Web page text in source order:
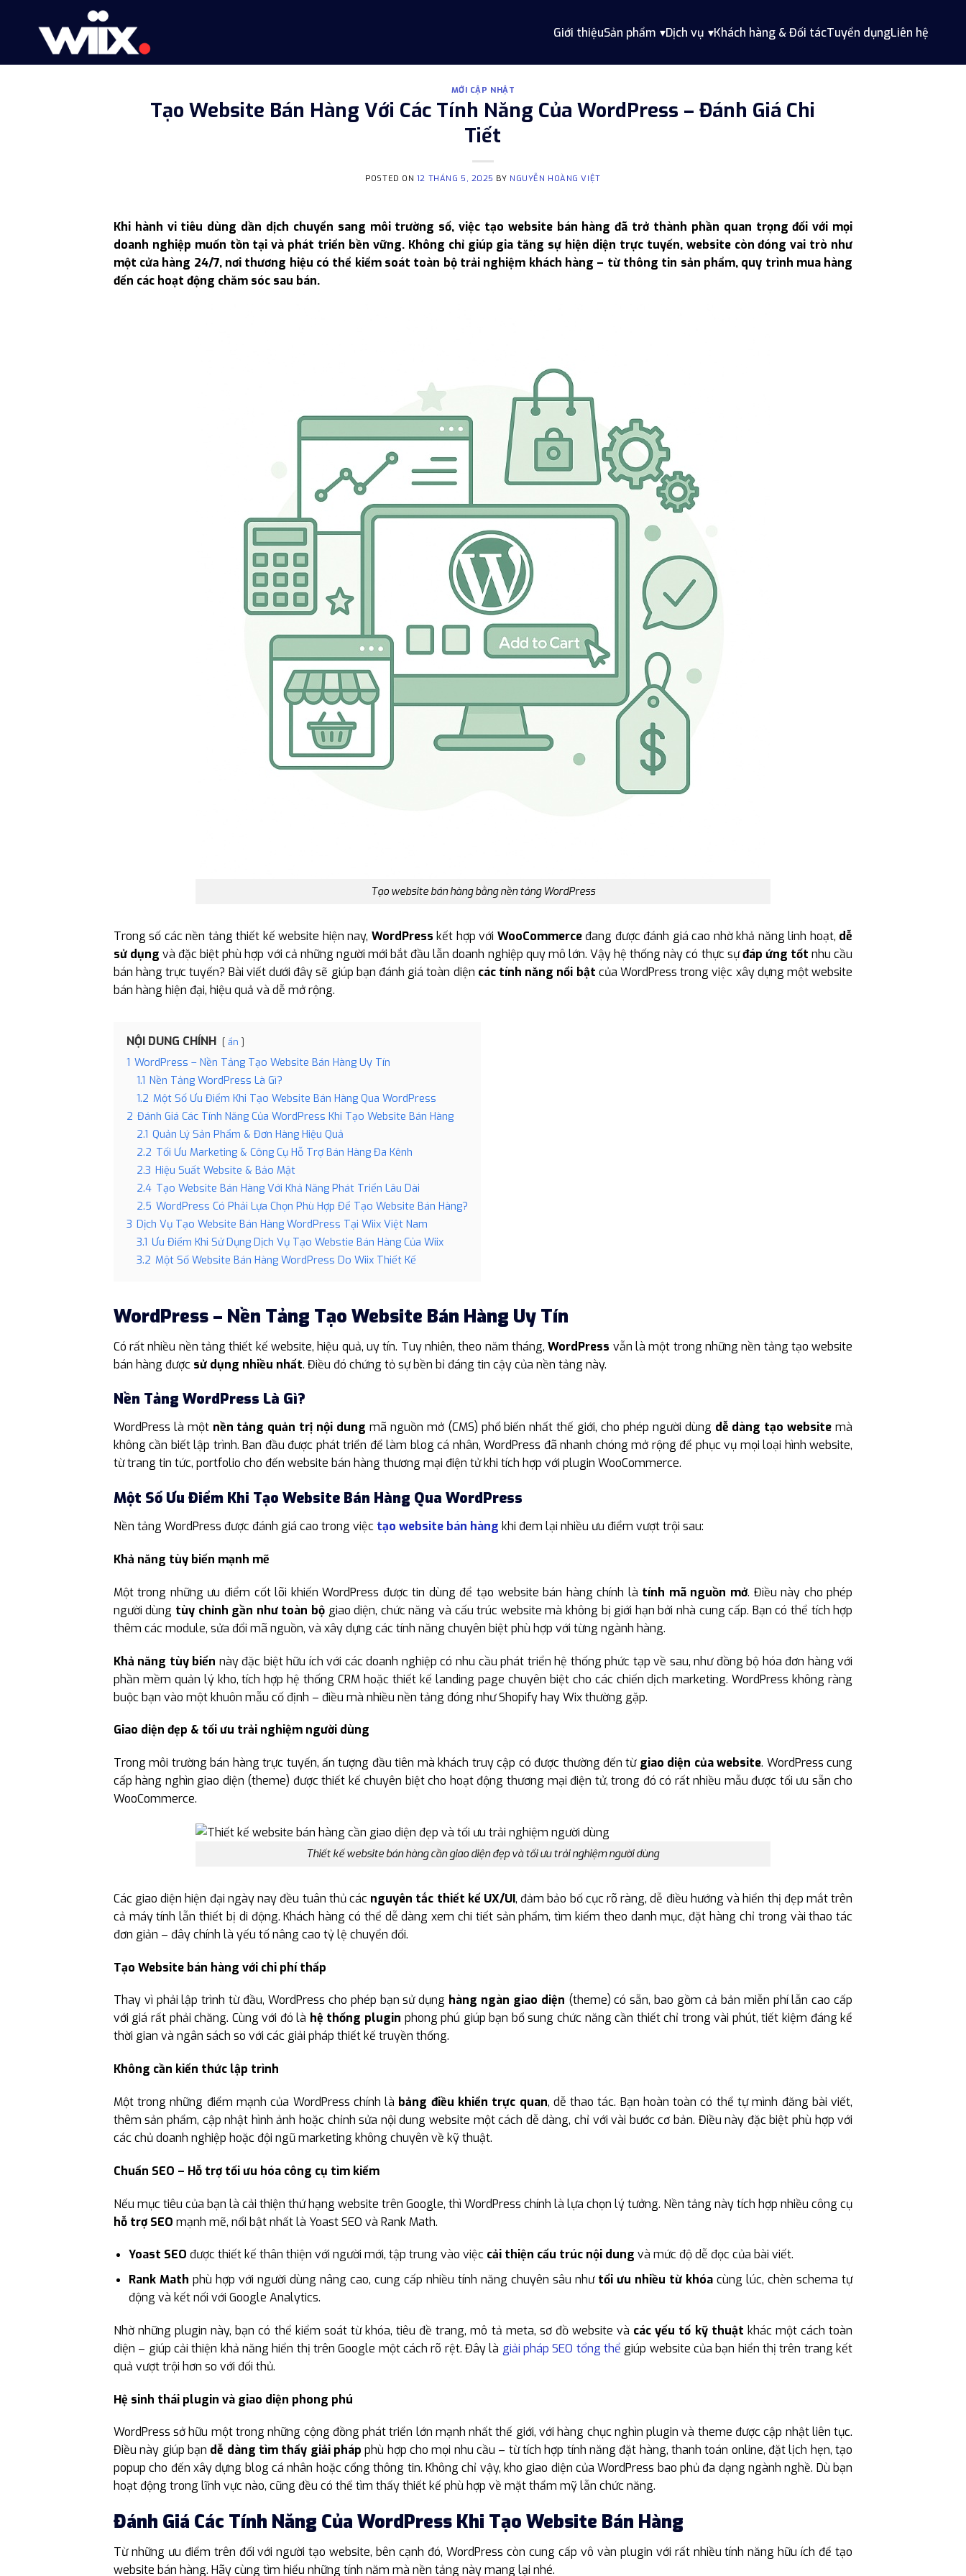
Giới thiệuSản phẩm Dịch vụ Khách hàng & Đối tácTuyển dụngLiên hệ
MỚI CẬP NHẬT
Tạo Website Bán Hàng Với Các Tính Năng Của WordPress – Đánh Giá Chi
Tiết
POSTED ON 12 THÁNG 5, 2025 BY NGUYỄN HOÀNG VIỆT
Khi hành vi tiêu dùng dần dịch chuyển sang môi trường số, việc tạo website bán hàng đã trở thành phần quan trọng đối với mọi
doanh nghiệp muốn tồn tại và phát triển bền vững. Không chỉ giúp gia tăng sự hiện diện trực tuyến, website còn đóng vai trò như
một cửa hàng 24/7, nơi thương hiệu có thể kiểm soát toàn bộ trải nghiệm khách hàng – từ thông tin sản phẩm, quy trình mua hàng
đến các hoạt động chăm sóc sau bán.
Tạo website bán hàng bằng nền tảng WordPress
Trong số các nền tảng thiết kế website hiện nay, WordPress kết hợp với WooCommerceđang được đánh giá cao nhờ khả năng linh hoạt, dễ
sử dụng và đặc biệt phù hợp với cả những người mới bắt đầu lẫn doanh nghiệp quy mô lớn. Vậy hệ thống này có thực sựđáp ứng tốt nhu cầu
bán hàng trực tuyến? Bài viết dưới đây sẽ giúp bạn đánh giá toàn diện các tính năng nổi bật của WordPress trong việc xây dựng một website
bán hàng hiện đại, hiệu quả và dễ mở rộng.
NỘI DUNG CHÍNH ẩn
1 WordPress – Nền Tảng Tạo Website Bán Hàng Uy Tín
1.1 Nền Tảng WordPress Là Gì?
1.2 Một Số Ưu Điểm Khi Tạo Website Bán Hàng Qua WordPress
2 Đánh Giá Các Tính Năng Của WordPress Khi Tạo Website Bán Hàng
2.1 Quản Lý Sản Phẩm & Đơn Hàng Hiệu Quả
2.2 Tối Ưu Marketing & Công Cụ Hỗ Trợ Bán Hàng Đa Kênh
2.3 Hiệu Suất Website & Bảo Mật
2.4 Tạo Website Bán Hàng Với Khả Năng Phát Triển Lâu Dài
2.5 WordPress Có Phải Lựa Chọn Phù Hợp Để Tạo Website Bán Hàng?
3 Dịch Vụ Tạo Website Bán Hàng WordPress Tại Wiix Việt Nam
3.1 Ưu Điểm Khi Sử Dụng Dịch Vụ Tạo Webstie Bán Hàng Của Wiix
3.2 Một Số Website Bán Hàng WordPress Do Wiix Thiết Kế
WordPress – Nền Tảng Tạo Website Bán Hàng Uy Tín
Có rất nhiều nền tảng thiết kế website, hiệu quả, uy tín. Tuy nhiên, theo năm tháng,WordPress vẫn là một trong những nền tảng tạo website
bán hàng được sử dụng nhiều nhất. Điều đó chứng tỏ sự bền bỉ đáng tin cậy của nền tảng này.
Nền Tảng WordPress Là Gì?
WordPress là một nền tảng quản trị nội dung mã nguồn mở (CMS) phổ biến nhất thế giới, cho phép người dùng dễ dàng tạo website mà
không cần biết lập trình. Ban đầu được phát triển để làm blog cá nhân, WordPress đã nhanh chóng mở rộng để phục vụ mọi loại hình website,
từ trang tin tức, portfolio cho đến website bán hàng thương mại điện tử khi tích hợp với plugin WooCommerce.
Một Số Ưu Điểm Khi Tạo Website Bán Hàng Qua WordPress
Nền tảng WordPress được đánh giá cao trong việc tạo website bán hàng khi đem lại nhiều ưu điểm vượt trội sau:
Khả năng tùy biến mạnh mẽ
Một trong những ưu điểm cốt lõi khiến WordPress được tin dùng để tạo website bán hàng chính là tính mã nguồn mở. Điều này cho phép
người dùng tùy chỉnh gần như toàn bộ giao diện, chức năng và cấu trúc website mà không bị giới hạn bởi nhà cung cấp. Bạn có thể tích hợp
thêm các module, sửa đổi mã nguồn, và xây dựng các tính năng chuyên biệt phù hợp với từng ngành hàng.
Khả năng tùy biến này đặc biệt hữu ích với các doanh nghiệp có nhu cầu phát triển hệ thống phức tạp về sau, như đồng bộ hóa đơn hàng với
phần mềm quản lý kho, tích hợp hệ thống CRM hoặc thiết kế landing page chuyên biệt cho các chiến dịch marketing. WordPress không ràng
buộc bạn vào một khuôn mẫu cố định – điều mà nhiều nền tảng đóng như Shopify hay Wix thường gặp.
Giao diện đẹp & tối ưu trải nghiệm người dùng
Trong môi trường bán hàng trực tuyến, ấn tượng đầu tiên mà khách truy cập có được thường đến từ giao diện của website. WordPress cung
cấp hàng nghìn giao diện (theme) được thiết kế chuyên biệt cho hoạt động thương mại điện tử, trong đó có rất nhiều mẫu được tối ưu sẵn cho
WooCommerce.
Thiết kế website bán hàng cần giao diện đẹp và tối ưu trải nghiệm người dùng
Các giao diện hiện đại ngày nay đều tuân thủ các nguyên tắc thiết kế UX/UI, đảm bảo bố cục rõ ràng, dễ điều hướng và hiển thị đẹp mắt trên
cả máy tính lẫn thiết bị di động. Khách hàng có thể dễ dàng xem chi tiết sản phẩm, tìm kiếm theo danh mục, đặt hàng chỉ trong vài thao tác
đơn giản – đây chính là yếu tố nâng cao tỷ lệ chuyển đổi.
Tạo Website bán hàng với chi phí thấp
Thay vì phải lập trình từ đầu, WordPress cho phép bạn sử dụng hàng ngàn giao diện (theme) có sẵn, bao gồm cả bản miễn phí lẫn cao cấp
với giá rất phải chăng. Cùng với đó là hệ thống plugin phong phú giúp bạn bổ sung chức năng cần thiết chỉ trong vài phút, tiết kiệm đáng kể
thời gian và ngân sách so với các giải pháp thiết kế truyền thống.
Không cần kiến thức lập trình
Một trong những điểm mạnh của WordPress chính là bảng điều khiển trực quan, dễ thao tác. Bạn hoàn toàn có thể tự mình đăng bài viết,
thêm sản phẩm, cập nhật hình ảnh hoặc chỉnh sửa nội dung website một cách dễ dàng, chỉ với vài bước cơ bản. Điều này đặc biệt phù hợp với
các chủ doanh nghiệp hoặc đội ngũ marketing không chuyên về kỹ thuật.
Chuẩn SEO – Hỗ trợ tối ưu hóa công cụ tìm kiếm
Nếu mục tiêu của bạn là cải thiện thứ hạng website trên Google, thì WordPress chính là lựa chọn lý tưởng. Nền tảng này tích hợp nhiều công cụ
hỗ trợ SEO mạnh mẽ, nổi bật nhất là Yoast SEO và Rank Math.
Yoast SEO được thiết kế thân thiện với người mới, tập trung vào việc cải thiện cấu trúc nội dung và mức độ dễ đọc của bài viết.
Rank Math phù hợp với người dùng nâng cao, cung cấp nhiều tính năng chuyên sâu như tối ưu nhiều từ khóa cùng lúc, chèn schema tự
động và kết nối với Google Analytics.
Nhờ những plugin này, bạn có thể kiểm soát từ khóa, tiêu đề trang, mô tả meta, sơ đồ website và các yếu tố kỹ thuật khác một cách toàn
diện – giúp cải thiện khả năng hiển thị trên Google một cách rõ rệt. Đây là giải pháp SEO tổng thể giúp website của bạn hiển thị trên trang kết
quả vượt trội hơn so với đối thủ.
Hệ sinh thái plugin và giao diện phong phú
WordPress sở hữu một trong những cộng đồng phát triển lớn mạnh nhất thế giới, với hàng chục nghìn plugin và theme được cập nhật liên tục.
Điều này giúp bạn dễ dàng tìm thấy giải pháp phù hợp cho mọi nhu cầu – từ tích hợp tính năng đặt hàng, thanh toán online, đặt lịch hẹn, tạo
popup cho đến xây dựng blog cá nhân hoặc cổng thông tin. Không chỉ vậy, kho giao diện của WordPress bao phủ đa dạng ngành nghề. Dù bạn
hoạt động trong lĩnh vực nào, cũng đều có thể tìm thấy thiết kế phù hợp về mặt thẩm mỹ lẫn chức năng.
Đánh Giá Các Tính Năng Của WordPress Khi Tạo Website Bán Hàng
Từ những ưu điểm trên đối với người tạo website, bên cạnh đó, WordPress còn cung cấp vô vàn plugin với rất nhiều tính năng hữu ích để tạo
website bán hàng. Hãy cùng tìm hiểu những tính năm mà nền tảng này mang lại nhé.